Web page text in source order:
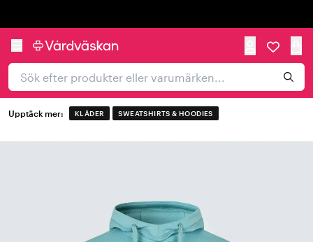
Upptäck mer: KLÄDER SWEATSHIRTS & HOODIES